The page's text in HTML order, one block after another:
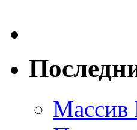
Массив